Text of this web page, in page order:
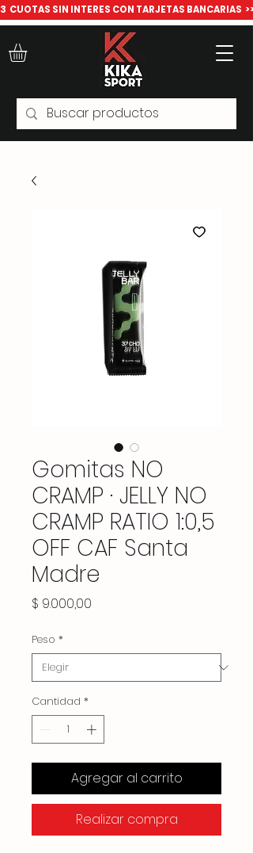
​3  CUOTAS SIN INTERES CON TARJETAS
Gomitas NO
CRAMP · JELLY NO
CRAMP RATIO 1:0,5
OFF CAF Santa
Madre
$ 9.000,00
Peso *
Cantidad *
Agregar al carrito
Realizar compra